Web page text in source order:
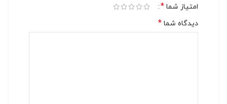
امتیاز شما *
دیدگاه شما *